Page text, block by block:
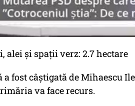
alei și spații verz: 2.7 hectare
a fost câștigată de Mihaescu
va face recurs.